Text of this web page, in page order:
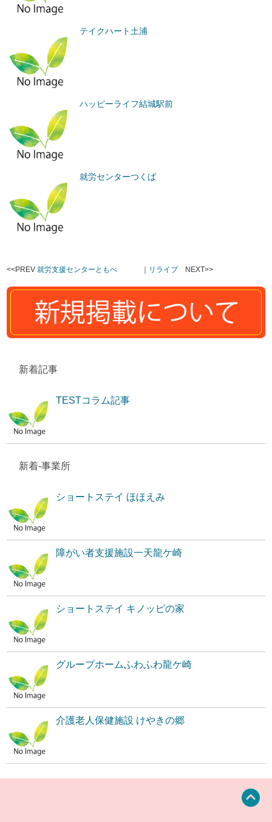
テイクハート土浦
ハッピーライフ結城駅前
就労センターつくば
<<PREV就労支援センターともべ ｜ リライブ NEXT>>
新着記事
TESTコラム記事
新着-事業所
ショートステイ ほほえみ
障がい者支援施設一天龍ケ崎
ショートステイ キノッピの家
グループホームふわふわ龍ケ崎
介護老人保健施設 けやきの郷